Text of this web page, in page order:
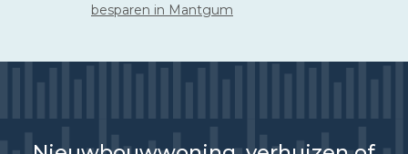
besparen in Mantgum